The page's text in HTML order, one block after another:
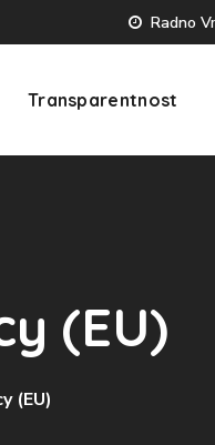
Radno
Transparentnost
(EU)
(EU)